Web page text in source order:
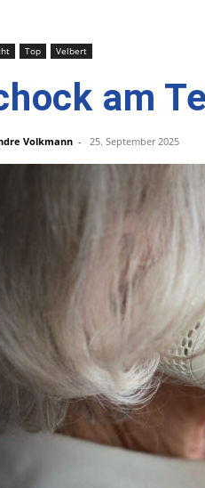
Top Velbert
am
Volkmann - 25. September 2025